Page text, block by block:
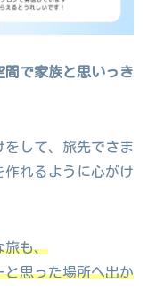
間で家族と思いっき
して、旅先でさま
れるように心がけ
旅も、
と思った場所へ出か